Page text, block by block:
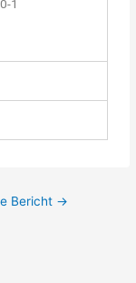
0-1
Bericht →